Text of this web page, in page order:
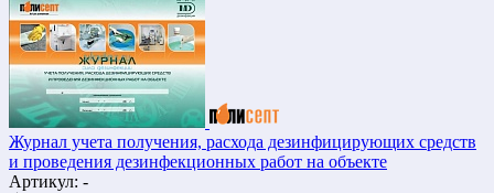
Журнал учета получения, расхода дезинфицирующих средств
и проведения дезинфекционных работ на объекте
Артикул: -